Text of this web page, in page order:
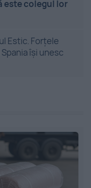
este colegul lor
Estic. Forțele
își unesc